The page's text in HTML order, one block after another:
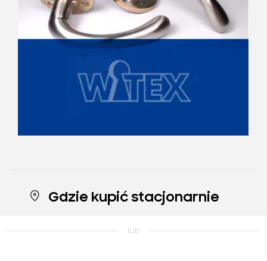
Gdzie kupić stacjonarnie